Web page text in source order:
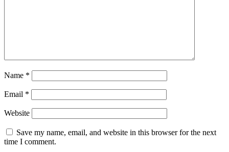
Name *
Email *
Website
Save my name, email, and website in this browser for the next
time I comment.